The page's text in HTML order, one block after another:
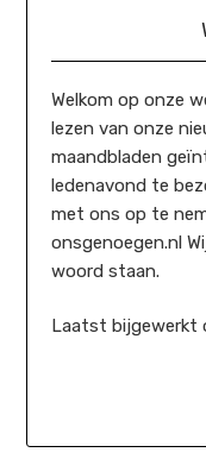
Welkom op onze
lezen van onze
maandbladen
ledenavond te
met ons op te
onsgenoegen.nl
woord staan.
Laatst bijgewerkt